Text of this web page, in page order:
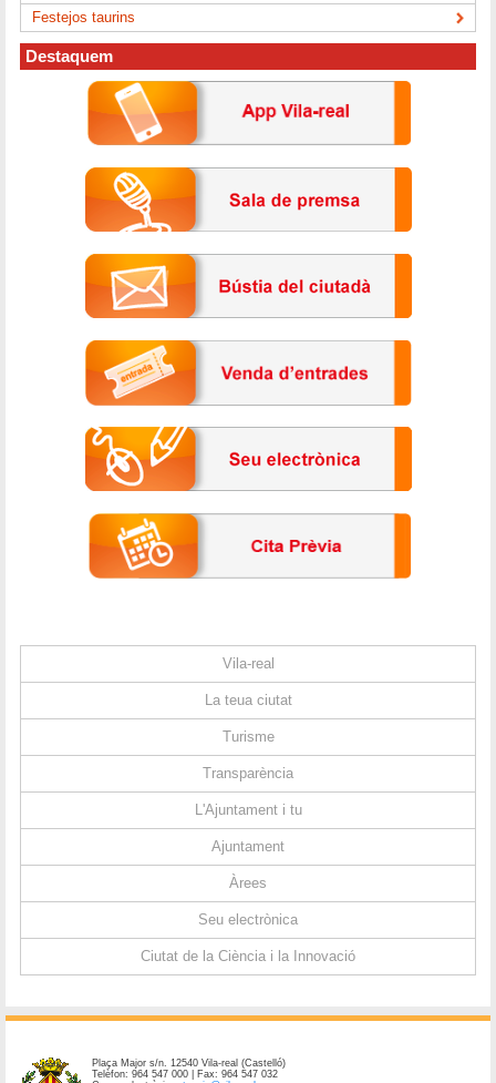
Festejos taurins
Destaquem
Vila-real
La teua ciutat
Turisme
Transparència
L'Ajuntament i tu
Ajuntament
Àrees
Seu electrònica
Ciutat de la Ciència i la Innovació
Plaça Major s/n. 12540 Vila-real (Castelló)
Telèfon: 964 547 000 | Fax: 964 547 032